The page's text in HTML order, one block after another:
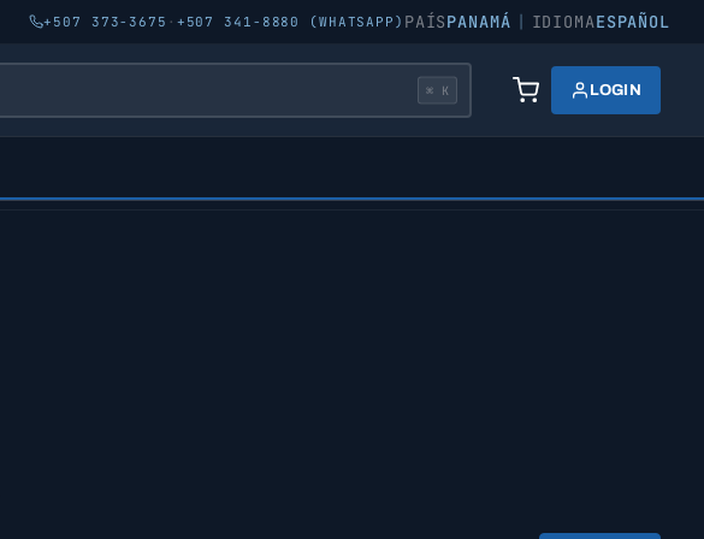
+507 373-3675 · +507 341-8880 (WHATSAPP) PAÍSPANAMÁ | IDIOMAESPAÑOL
⌘ K LOGIN